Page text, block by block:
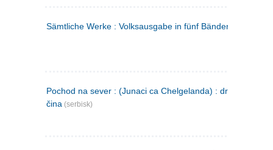
Sämtliche Werke : Volksausgabe in fünf Bänden
Pochod na sever : (Junaci ca Chelgelanda) : drama u četiri
čina (serbisk)